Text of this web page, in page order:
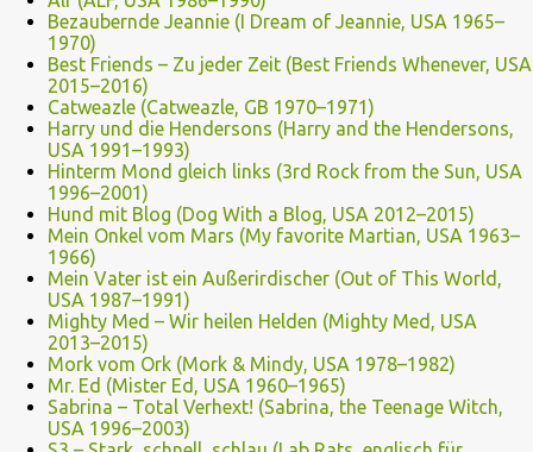
Bezaubernde Jeannie (I Dream of Jeannie, USA 1965–
1970)
Best Friends – Zu jeder Zeit (Best Friends Whenever, USA
2015–2016)
Catweazle (Catweazle, GB 1970–1971)
Harry und die Hendersons (Harry and the Hendersons,
USA 1991–1993)
Hinterm Mond gleich links (3rd Rock from the Sun, USA
1996–2001)
Hund mit Blog (Dog With a Blog, USA 2012–2015)
Mein Onkel vom Mars (My favorite Martian, USA 1963–
1966)
Mein Vater ist ein Außerirdischer (Out of This World,
USA 1987–1991)
Mighty Med – Wir heilen Helden (Mighty Med, USA
2013–2015)
Mork vom Ork (Mork & Mindy, USA 1978–1982)
Mr. Ed (Mister Ed, USA 1960–1965)
Sabrina – Total Verhext! (Sabrina, the Teenage Witch,
USA 1996–2003)